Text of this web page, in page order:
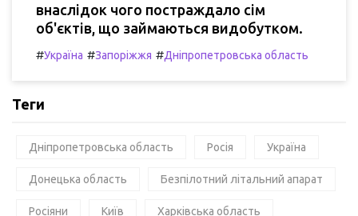
внаслідок чого постраждало сім
об'єктів, що займаються видобутком.
#Україна #Запоріжжя #Дніпропетровська область
Теги
Дніпропетровська область Росія Україна
Донецька область Безпілотний літальний апарат
Росіяни Київ Харківська область